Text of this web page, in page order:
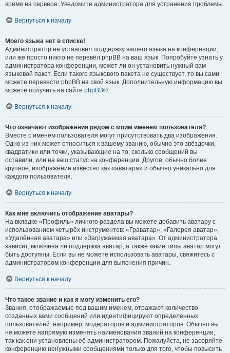
время на сервере. Уведомите администратора для устранения проблемы.
Вернуться к началу
Моего языка нет в списке!
Администратор не установил поддержку вашего языка на конференции,
или же просто никто не перевёл phpBB на ваш язык. Попробуйте узнать у
администратора конференции, может ли он установить нужный вам
языковой пакет. Если такого языкового пакета не существует, то вы сами
можете перевести phpBB на свой язык. Дополнительную информацию вы
можете получить на сайте phpBB®.
Вернуться к началу
Что означают изображения рядом с моим именем пользователя?
Вместе с именем пользователя могут присутствовать два изображения.
Одно из них может относиться к вашему званию, обычно это звёздочки,
квадратики или точки, указывающие на то, сколько сообщений вы
оставили, или на ваш статус на конференции. Другое, обычно более
крупное, изображение известно как «аватара» и обычно уникально для
каждого пользователя.
Вернуться к началу
Как мне включить отображение аватары?
На вкладке «Профиль» личного раздела вы можете добавить аватару с
использованием четырёх инструментов: «Граватар», «Галерея аватар»,
«Удалённая аватара» или «Загружаемая аватара». От администратора
зависит, включена ли поддержка аватар, а также какие типы аватар могут
быть доступны. Если вы не можете использовать аватары, свяжитесь с
администратором конференции для выяснения причин.
Вернуться к началу
Что такое звание и как я могу изменить его?
Звания, отображаемые под вашим именем, отражают количество
созданных вами сообщений или идентифицируют определённых
пользователей: например, модераторов и администраторов. Обычно вы
не можете напрямую изменять наименования званий на конференции,
так как они установлены её администратором. Пожалуйста, не засоряйте
конференцию ненужными сообщениями только для того, чтобы повысить